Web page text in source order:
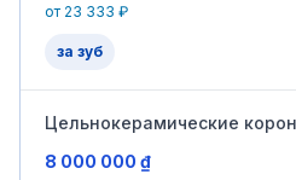
от 23 333 ₽
за зуб
Цельнокерамические
8 000 000 ₫